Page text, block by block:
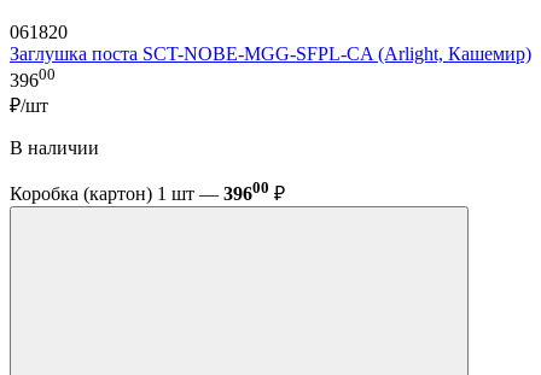
061820
Заглушка поста SCT-NOBE-MGG-SFPL-CA (Arlight, Кашемир)
39600
₽/шт
В наличии
Коробка (картон) 1 шт — 39600 ₽